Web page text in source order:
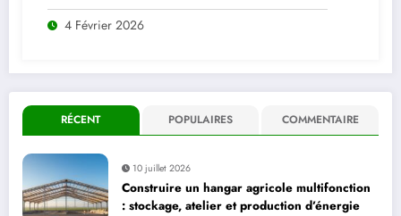
4 Février 2026
RÉCENT POPULAIRES COMMENTAIRE
10 juillet 2026
Construire un hangar agricole multifonction
: stockage, atelier et production d’énergie